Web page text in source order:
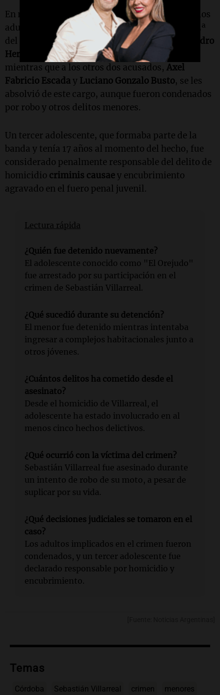
En marzo de este año se realizó el juicio contra los
adultos involucrados en el crimen. La Cámara 3ª
del Crimen de Córdoba condenó a
Héctor Alejandro
Herrera
por el homicidio en ocasión de robo,
mientras que a los otros dos acusados, Axel
Fabricio Escada y Luciano Gonzalo Busto, se les
absolvió de este cargo, aunque fueron condenados
por robo y otros delitos menores.
Un tercer adolescente, que formaba parte de la
banda y tenía 17 años al momento del hecho, fue
considerado penalmente responsable del delito de
homicidio criminis causaey encubrimiento
agravado en el fuero penal juvenil.
Lectura rápida
¿Quién fue detenido nuevamente?
El adolescente conocido como "El Orejudo"
fue arrestado por su participación en el
crimen de Sebastián Villarreal.
¿Qué sucedió durante su detención?
El menor fue detenido mientras intentaba
ingresar a complejos habitacionales junto a
otros jóvenes.
¿Cuántos delitos ha cometido desde el
asesinato?
Desde el homicidio de Villarreal, el
adolescente ha estado involucrado en al
menos cinco hechos delictivos.
¿Qué ocurrió con la víctima del crimen?
Sebastián Villarreal fue asesinado durante
un intento de robo de su moto, a pesar de
suplicar por su vida.
¿Qué decisiones judiciales se tomaron en el
caso?
Los adultos implicados en el crimen fueron
condenados, y un tercer adolescente fue
declarado responsable por homicidio y
encubrimiento.
Temas
Córdoba Sebastián Villarreal crimen menores